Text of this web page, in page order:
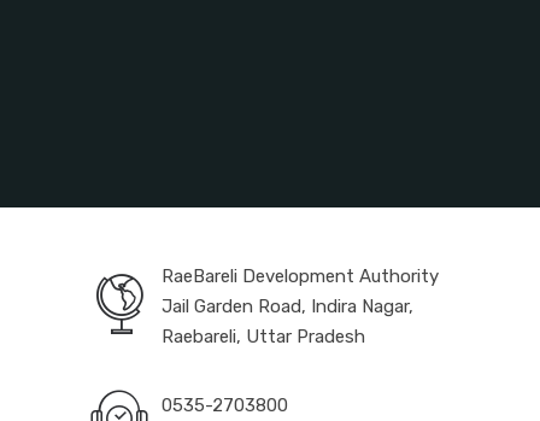
RaeBareli Development Authority
Jail Garden Road, Indira Nagar,
Raebareli, Uttar Pradesh
0535-2703800